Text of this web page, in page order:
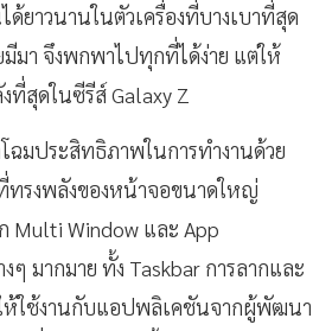
ด้ยาวนานในตัวเครื่องที่บางเบาที่สุด
มา จึงพกพาไปทุกที่ได้ง่าย แต่ให้
สุดในซีรีส์ Galaxy Z
ฉมประสิทธิภาพในการทำงานด้วย
ทรงพลังของหน้าจอขนาดใหญ่
Multi Window และ App
ๆ มากมาย ทั้ง Taskbar การลากและ
ใช้งานกับแอปพลิเคชันจากผู้พัฒนา